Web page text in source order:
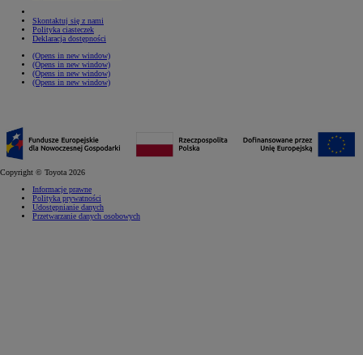
Skontaktuj się z nami
Polityka ciasteczek
Deklaracja dostępności
(Opens in new window)
(Opens in new window)
(Opens in new window)
(Opens in new window)
Copyright © Toyota 2026
Informacje prawne
Polityka prywatności
Udostępnianie danych
Przetwarzanie danych osobowych